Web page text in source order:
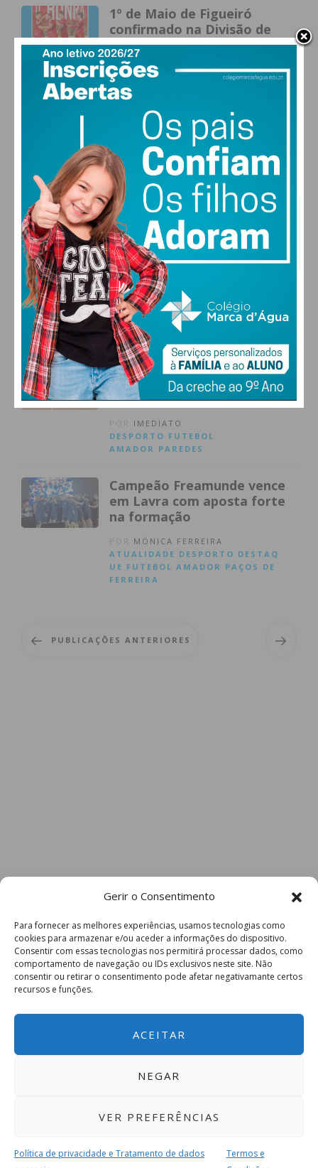
Gerir o Consentimento
Para fornecer as melhores experiências, usamos tecnologias como
cookies para armazenar e/ou aceder a informações do dispositivo.
Consentir com essas tecnologias nos permitirá processar dados, como
comportamento de navegação ou IDs exclusivos neste site. Não
consentir ou retirar o consentimento pode afetar negativamante certos
recursos e funções.
ACEITAR
NEGAR
VER PREFERÊNCIAS
Política de privacidade e Tratamento de dados
Termos e
1º de Maio de Figueiró
confirmado na Divisão de
Honra da AF Porto
PORIMEDIATO
ATUALIDADE
DESPORTO FUTEBO
L AMADOR
Bock liderou o FC Maia
Lidador a uma Subida Inédita
aos Nacionais
POR
IMEDIATO
ATUALIDADE DESPORTO FUTEBO
L AMADOR
FC Porto renova com Raquel
Cunha, jovem promessa
figueiroense de 15 anos
PORIMEDIATO
ATUALIDADE DESPORTO FUTEBO
L AMADOR
Aliados de Lordelo fecha
época a erguer a Taça
Promoção da AF Porto em
IMEDIATO
DESPORTO FUTEBOL
AMADOR PAREDES
Campeão Freamunde vence
em Lavra com aposta forte
na formação
MÓNICA FERREIRA
ATUALIDADE DESPORTO DESTAQ
UE FUTEBOL AMADOR PAÇOS DE
FERREIRA
PUBLICAÇÕES ANTERIORES